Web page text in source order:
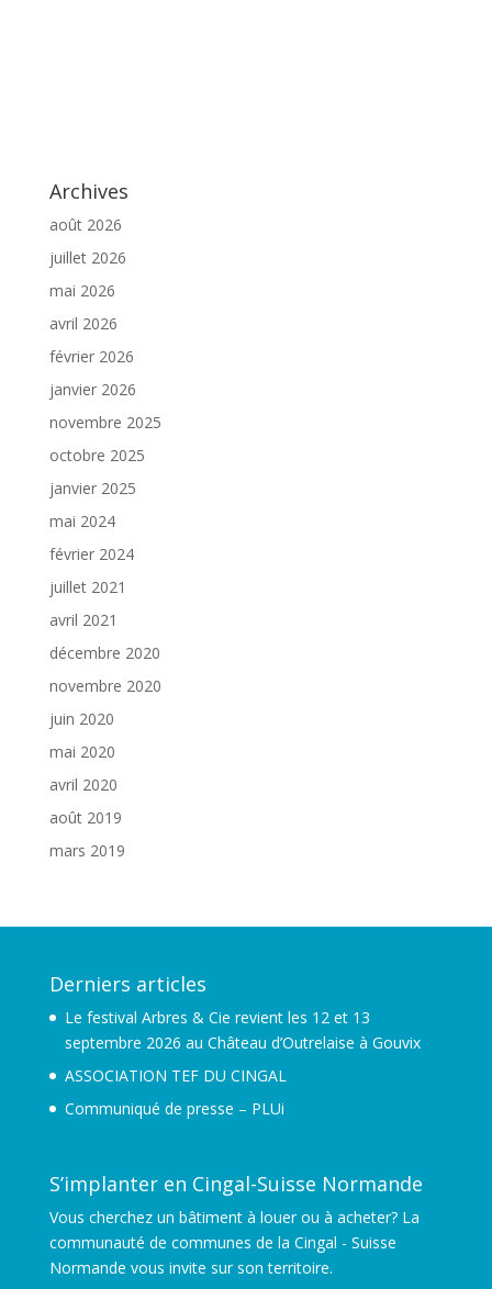
Archives
août 2026
juillet 2026
mai 2026
avril 2026
février 2026
janvier 2026
novembre 2025
octobre 2025
janvier 2025
mai 2024
février 2024
juillet 2021
avril 2021
décembre 2020
novembre 2020
juin 2020
mai 2020
avril 2020
août 2019
mars 2019
Derniers articles
Le festival Arbres & Cie revient les 12 et 13
septembre 2026 au Château d’Outrelaise à Gouvix
ASSOCIATION TEF DU CINGAL
Communiqué de presse – PLUi
S’implanter en Cingal-Suisse Normande
Vous cherchez un bâtiment à louer ou à acheter? La
communauté de communes de la Cingal - Suisse
Normande vous invite sur son territoire.